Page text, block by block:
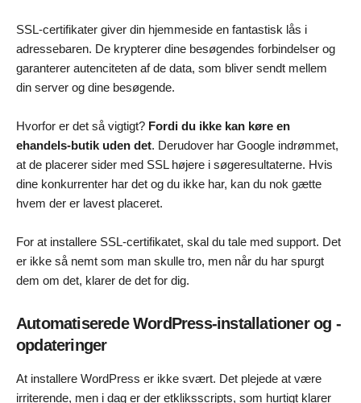
SSL-certifikater giver din hjemmeside en fantastisk lås i
adressebaren. De krypterer dine besøgendes forbindelser og
garanterer autenciteten af de data, som bliver sendt mellem
din server og dine besøgende.
Hvorfor er det så vigtigt? Fordi du ikke kan køre en
ehandels-butik uden det. Derudover har Google indrømmet,
at de placerer sider med SSL højere i søgeresultaterne. Hvis
dine konkurrenter har det og du ikke har, kan du nok gætte
hvem der er lavest placeret.
For at installere SSL-certifikatet, skal du tale med support. Det
er ikke så nemt som man skulle tro, men når du har spurgt
dem om det, klarer de det for dig.
Automatiserede WordPress-installationer og -
opdateringer
At installere WordPress er ikke svært. Det plejede at være
irriterende, men i dag er der etkliksscripts, som hurtigt klarer